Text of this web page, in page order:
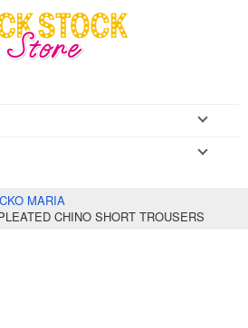
MARIA
CHINO SHORT TROUSERS